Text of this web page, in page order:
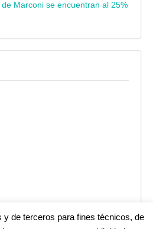
Marconi se encuentran al 25%
de terceros para fines técnicos, de